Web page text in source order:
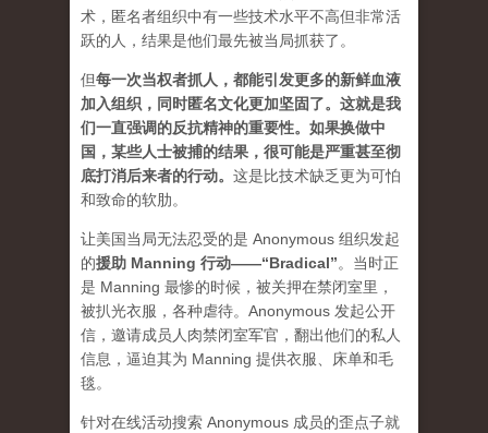
术，匿名者组织中有一些技术水平不高但非常活
跃的人，结果是他们最先被当局抓获了。
但每一次当权者抓人，都能引发更多的新鲜血液
加入组织，同时匿名文化更加坚固了。这就是我
们一直强调的反抗精神的重要性。如果换做中
国，某些人士被捕的结果，很可能是严重甚至彻
底打消后来者的行动。 这是比技术缺乏更为可怕
和致命的软肋。
让美国当局无法忍受的是 Anonymous 组织发起
的援助 Manning 行动——“Bradical”。当时正
是 Manning 最惨的时候，被关押在禁闭室里，
被扒光衣服，各种虐待。Anonymous 发起公开
信，邀请成员人肉禁闭室军官，翻出他们的私人
信息，逼迫其为 Manning 提供衣服、床单和毛
毯。
针对在线活动搜索 Anonymous 成员的歪点子就